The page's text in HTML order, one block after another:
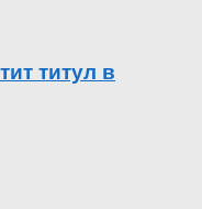
титул в